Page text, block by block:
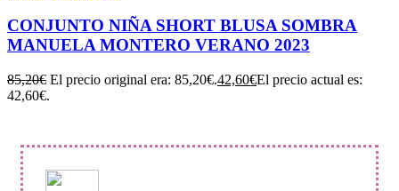
CONJUNTO NIÑA SHORT BLUSA SOMBRA
MANUELA MONTERO VERANO 2023
85,20€ El precio original era: 85,20€.42,60€El precio actual es:
42,60€.